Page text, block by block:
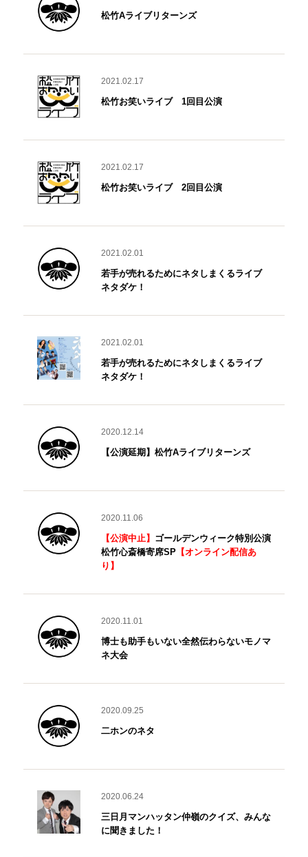
松竹Aライブリターンズ
2021.02.17
松竹お笑いライブ 1回目公演
2021.02.17
松竹お笑いライブ 2回目公演
2021.02.01
若手が売れるためにネタしまくるライブ
ネタダケ！
2021.02.01
若手が売れるためにネタしまくるライブ
ネタダケ！
2020.12.14
【公演延期】松竹Aライブリターンズ
2020.11.06
【公演中止】 ゴールデンウィーク特別公演
松竹心斎橋寄席SP【オンライン配信あ
り】
2020.11.01
博士も助手もいない全然伝わらないモノマ
ネ大会
2020.09.25
二ホンのネタ
2020.06.24
三日月マンハッタン仲嶺のクイズ、みんな
に聞きました！